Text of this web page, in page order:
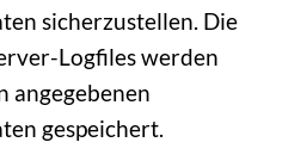
sicherzustellen. Die
Logfiles werden
angegebenen
gespeichert.